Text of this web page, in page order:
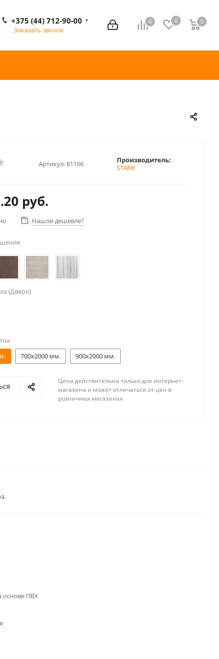
0 0 0
0
+375 (44) 712-90-00
Заказать звонок
Артикул:81166
Производитель:
STARK
руб.
Нашли дешевле?
(Двери)
700x2000 мм. 900x2000 мм.
Цена действительна только для интернет-
магазина и может отличаться от цен в
розничных магазинах
основе ПВХ